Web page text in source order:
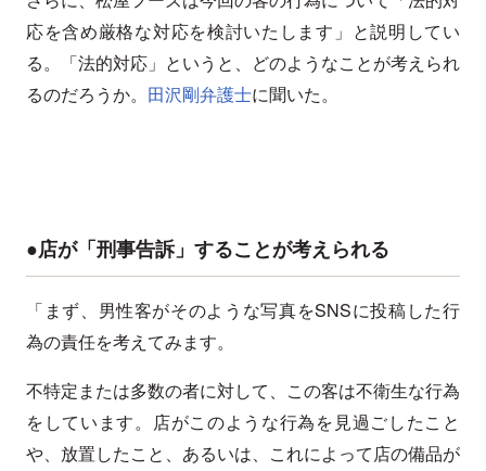
応を含め厳格な対応を検討いたします」と説明してい
る。「法的対応」というと、どのようなことが考えられ
るのだろうか。 田沢剛弁護士に聞いた。
●店が「刑事告訴」することが考えられる
「まず、男性客がそのような写真をSNSに投稿した行
為の責任を考えてみます。
不特定または多数の者に対して、この客は不衛生な行為
をしています。店がこのような行為を見過ごしたこと
や、放置したこと、あるいは、これによって店の備品が